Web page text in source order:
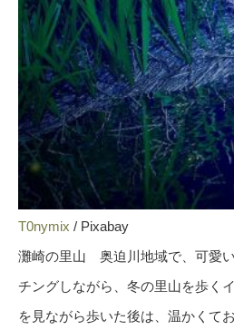
T0nymix / Pixabay
灘崎の里山 奥迫川地域で、可愛
チングしながら、冬の里山を歩く
を見ながら歩いた後は、温かくて